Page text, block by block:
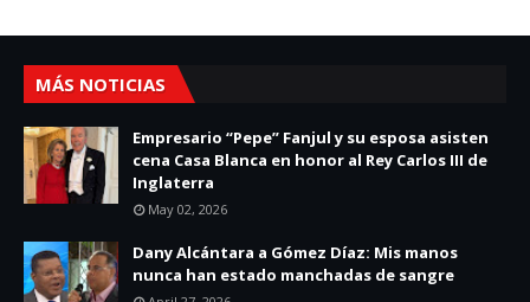
MÁS NOTICIAS
Empresario “Pepe” Fanjul y su esposa asisten
cena Casa Blanca en honor al Rey Carlos III de
Inglaterra
May 02, 2026
Dany Alcántara a Gómez Díaz: Mis manos
nunca han estado manchadas de sangre